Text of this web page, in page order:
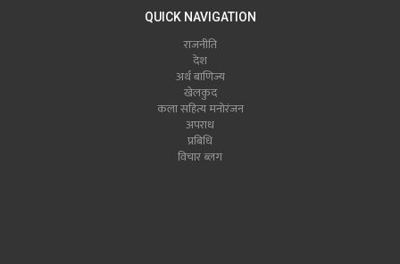
QUICK NAVIGATION
राजनीति
देश
अर्थ बाणिज्य
खेलकुद
कला सहित्य मनोरंजन
अपराध
प्रबिधि
विचार ब्लग